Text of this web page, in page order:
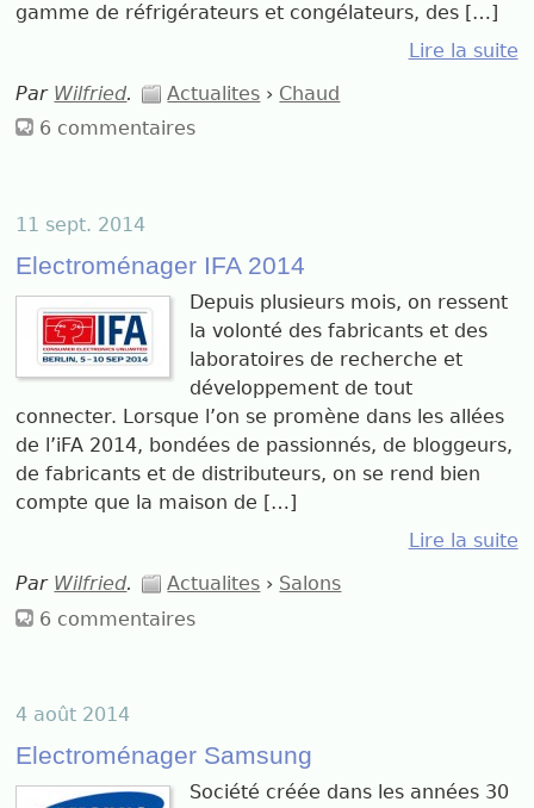
gamme de réfrigérateurs et congélateurs, des […]
Lire la suite
Par Wilfried. Actualites › Chaud
6 commentaires
11 sept. 2014
Electroménager IFA 2014
Depuis plusieurs mois, on ressent
la volonté des fabricants et des
laboratoires de recherche et
développement de tout
connecter. Lorsque l’on se promène dans les allées
de l’iFA 2014, bondées de passionnés, de bloggeurs,
de fabricants et de distributeurs, on se rend bien
compte que la maison de […]
Lire la suite
Par Wilfried. Actualites › Salons
6 commentaires
4 août 2014
Electroménager Samsung
Société créée dans les années 30